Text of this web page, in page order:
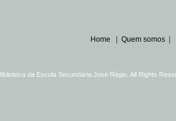
Home Quem somos
da Escola Secundária José Régio. All Rights